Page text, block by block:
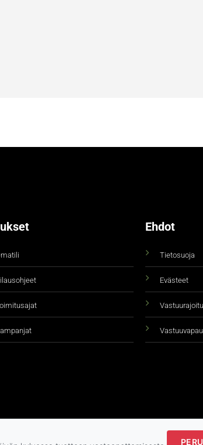
Ehdot
Tietosuoja
Evästeet
Copyright 2026 ©taidepiste.fi